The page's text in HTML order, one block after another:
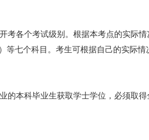
考各个考试级别。根据本考点的实际情
等七个科目。考生可根据自己的实际情
的本科毕业生获取学士学位，必须取得